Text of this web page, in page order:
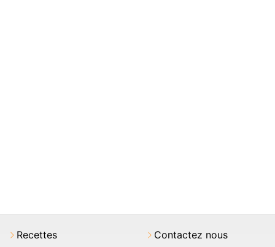
Recettes Contactez nous